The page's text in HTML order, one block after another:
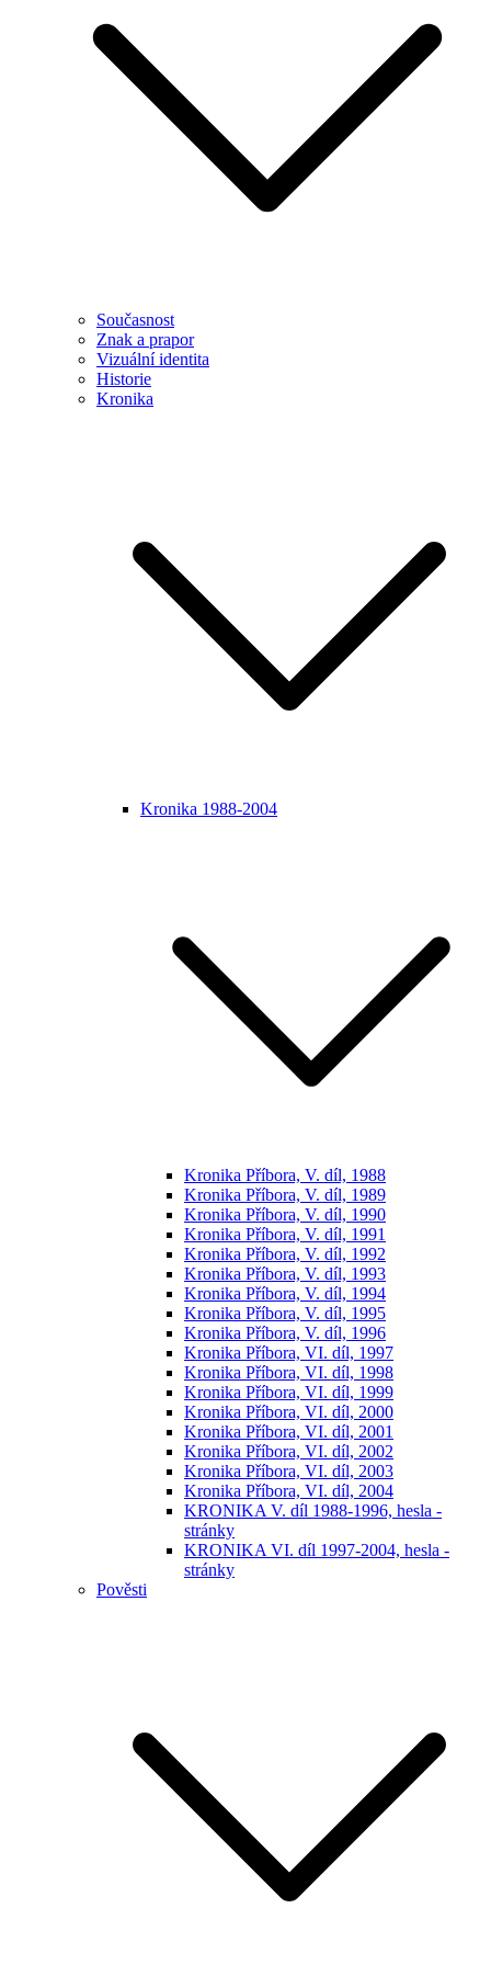
Současnost
Znak a prapor
Vizuální identita
Historie
Kronika
Kronika 1988-2004
Kronika Příbora, V. díl, 1988
Kronika Příbora, V. díl, 1989
Kronika Příbora, V. díl, 1990
Kronika Příbora, V. díl, 1991
Kronika Příbora, V. díl, 1992
Kronika Příbora, V. díl, 1993
Kronika Příbora, V. díl, 1994
Kronika Příbora, V. díl, 1995
Kronika Příbora, V. díl, 1996
Kronika Příbora, VI. díl, 1997
Kronika Příbora, VI. díl, 1998
Kronika Příbora, VI. díl, 1999
Kronika Příbora, VI. díl, 2000
Kronika Příbora, VI. díl, 2001
Kronika Příbora, VI. díl, 2002
Kronika Příbora, VI. díl, 2003
Kronika Příbora, VI. díl, 2004
KRONIKA V. díl 1988-1996, hesla -
stránky
KRONIKA VI. díl 1997-2004, hesla -
stránky
Pověsti